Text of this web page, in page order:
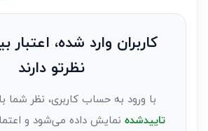
نظر
کاربران وارد شده،
نظرتو دارند
با ورود به حساب کاربری، نظر شما
تاییدشده نمایش داده می‌شود و